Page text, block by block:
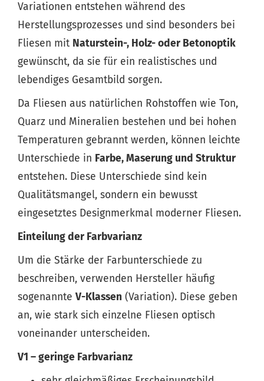
Variationen entstehen während des
Herstellungsprozesses und sind besonders bei
Fliesen mit Naturstein-, Holz- oder Betonoptik
gewünscht, da sie für ein realistisches und
lebendiges Gesamtbild sorgen.
Da Fliesen aus natürlichen Rohstoffen wie Ton,
Quarz und Mineralien bestehen und bei hohen
Temperaturen gebrannt werden, können leichte
Unterschiede in Farbe, Maserung und Struktur
entstehen. Diese Unterschiede sind kein
Qualitätsmangel, sondern ein bewusst
eingesetztes Designmerkmal moderner Fliesen.
Einteilung der Farbvarianz
Um die Stärke der Farbunterschiede zu
beschreiben, verwenden Hersteller häufig
sogenannte V-Klassen (Variation). Diese geben
an, wie stark sich einzelne Fliesen optisch
voneinander unterscheiden.
V1 – geringe Farbvarianz